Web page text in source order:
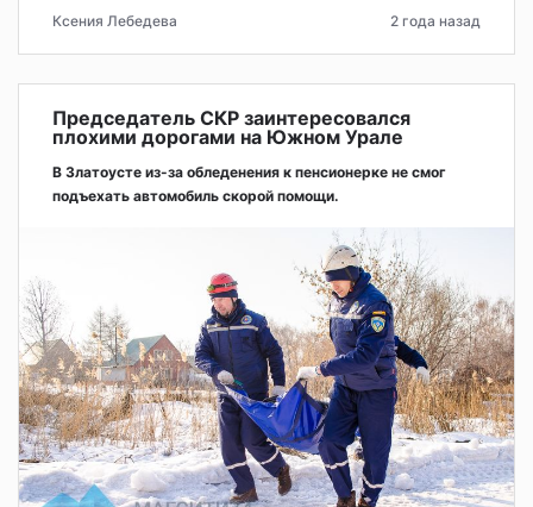
Ксения Лебедева 2 года назад
Председатель СКР заинтересовался
плохими дорогами на Южном Урале
В Златоусте из-за обледенения к пенсионерке не смог
подъехать автомобиль скорой помощи.